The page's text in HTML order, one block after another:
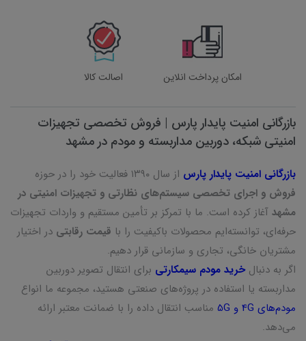
امکان پرداخت انلاین اصالت کالا
بازرگانی امنیت پایدار پارس | فروش تخصصی تجهیزات
امنیتی شبکه، دوربین مداربسته و مودم در مشهد
بازرگانی امنیت پایدار پارس از سال ۱۳۹۰ فعالیت خود را در حوزه
فروش و اجرای تخصصی سیستم‌های نظارتی و تجهیزات امنیتی در
مشهد آغاز کرده است. ما با تمرکز بر تأمین مستقیم و واردات تجهیزات
حرفه‌ای، توانسته‌ایم محصولات باکیفیت را با قیمت رقابتی در اختیار
مشتریان خانگی، تجاری و سازمانی قرار دهیم.
اگر به دنبالخرید مودم سیمکارتی برای انتقال تصویر دوربین
مداربسته یا استفاده در پروژه‌های صنعتی هستید، مجموعه ما انواع
مودم‌های 4G و 5G
مناسب انتقال داده را با ضمانت معتبر ارائه
می‌دهد.